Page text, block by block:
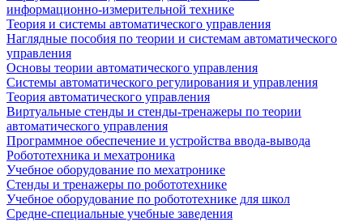
информационно-измерительной технике
Теория и системы автоматического управления
Наглядные пособия по теории и системам автоматического
управления
Основы теории автоматического управления
Системы автоматического регулирования и управления
Теория автоматического управления
Виртуальные стенды и стенды-тренажеры по теории
автоматического управления
Программное обеспечение и устройства ввода-вывода
Робототехника и мехатроника
Учебное оборудование по мехатронике
Стенды и тренажеры по робототехнике
Учебное оборудование по робототехнике для школ
Средне-специальные учебные заведения